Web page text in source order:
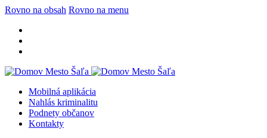
Rovno na obsah Rovno na menu
Mobilná aplikácia
Nahlás kriminalitu
Podnety občanov
Kontakty